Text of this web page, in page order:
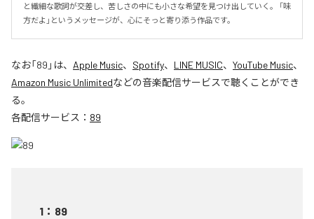
と繊細な歌詞が交差し、苦しさの中にも小さな希望を見つけ出していく。 「味
方だよ」というメッセージが、心にそっと寄り添う作品です。
なお「89 」は、 Apple Music、 Spotify、 LINE MUSIC、 YouTube Music、
Amazon Music Unlimitedなどの音楽配信サービスで聴くことができ
る。
各配信サービス： 89
1 ： 89